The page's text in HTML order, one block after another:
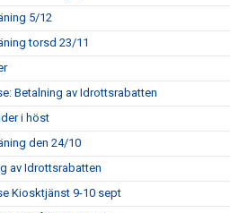
5/12
torsd 23/11
Betalning av Idrottsrabatten
i höst
den 24/10
av Idrottsrabatten
Kiosktjänst 9-10 sept